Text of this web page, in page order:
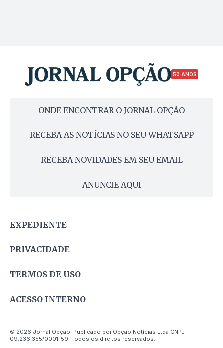
50 ANOS
ONDE ENCONTRAR O JORNAL OPÇÃO
RECEBA AS NOTÍCIAS NO SEU WHATSAPP
RECEBA NOVIDADES EM SEU EMAIL
ANUNCIE AQUI
EXPEDIENTE
PRIVACIDADE
TERMOS DE USO
ACESSO INTERNO
© 2026 Jornal Opção. Publicado por Opção Notícias Ltda CNPJ
09.236.355/0001-59. Todos os direitos reservados.